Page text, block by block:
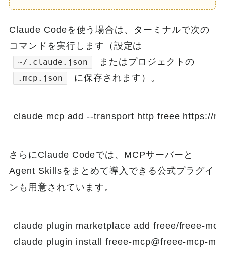
Claude Codeを使う場合は、ターミナルで次の
コマンドを実行します（設定は
~/.claude.json またはプロジェクトの
.mcp.json に保存されます）。
claude mcp add --transport http freee https://
さらにClaude Codeでは、MCPサーバーと
Agent Skillsをまとめて導入できる公式プラグイ
ンも用意されています。
claude plugin marketplace add freee/freee-mcp
claude plugin install freee-mcp@freee-mcp-